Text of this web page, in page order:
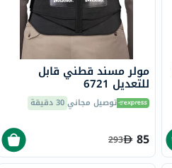
مولر مسند قطني قابل
للتعديل 6721
توصيل مجاني30 دقيقة
85
293